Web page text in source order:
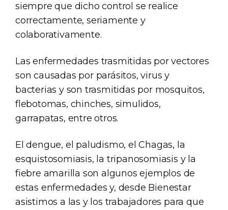
siempre que dicho control se realice
correctamente, seriamente y
colaborativamente.
Las enfermedades trasmitidas por vectores
son causadas por parásitos, virus y
bacterias y son trasmitidas por mosquitos,
flebotomas, chinches, simulidos,
garrapatas, entre otros.
El dengue, el paludismo, el Chagas, la
esquistosomiasis, la tripanosomiasis y la
fiebre amarilla son algunos ejemplos de
estas enfermedades y, desde Bienestar
asistimos a las y los trabajadores para que